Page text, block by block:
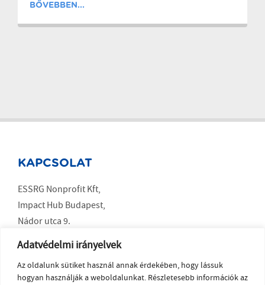
Adatvédelmi irányelvek
Az oldalunk sütiket használ annak érdekében, hogy lássuk
hogyan használják a weboldalunkat. Részletesebb információk az
BŐVEBBEN...
KAPCSOLAT
ESSRG Nonprofit Kft,
Impact Hub Budapest,
Nádor utca 9.
Budapest 1051
SOCIAL MEDIA